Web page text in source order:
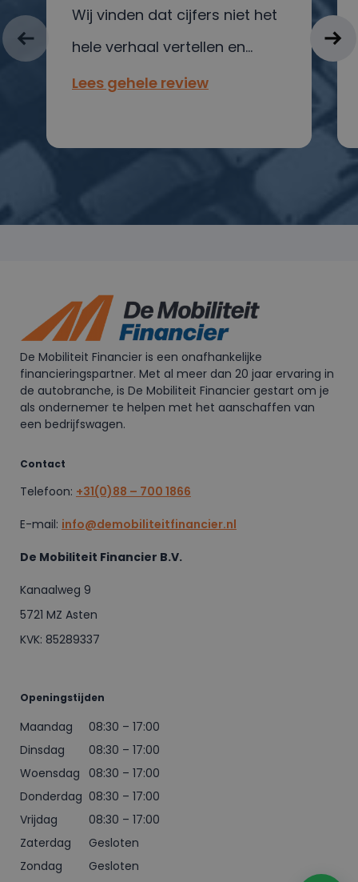
Wij vinden dat cijfers niet het
hele verhaal vertellen en
leggen de focus op de
bedrijf.
Lees gehele review
De Mobiliteit Financier is een onafhankelijke
financieringspartner. Met al meer dan 20 jaar ervaring in
de autobranche, is De Mobiliteit Financier gestart om je
als ondernemer te helpen met het aanschaffen van
een bedrijfswagen.
Contact
Telefoon: +31(0)88 – 700 1866
E-mail: info@demobiliteitfinancier.nl
De Mobiliteit Financier B.V.
Kanaalweg 9
5721 MZ Asten
KVK: 85289337
Openingstijden
Maandag
08:30 – 17:00
Dinsdag
08:30 – 17:00
Woensdag 08:30 – 17:00
Donderdag 08:30 – 17:00
Vrijdag
08:30 – 17:00
Zaterdag
Gesloten
Zondag
Gesloten